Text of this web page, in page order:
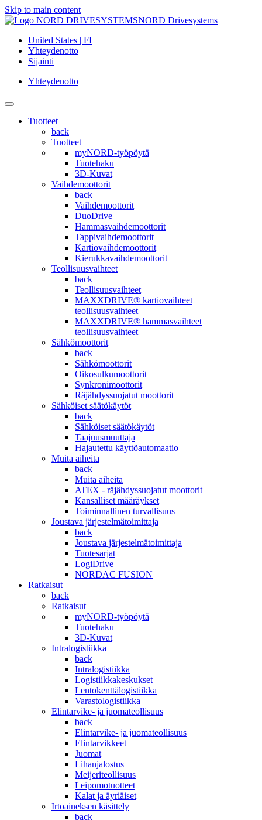
Skip to main content
NORD Drivesystems
United States | FI
Yhteydenotto
Sijainti
Yhteydenotto
Tuotteet
back
Tuotteet
myNORD-työpöytä
Tuotehaku
3D-Kuvat
Vaihdemoottorit
back
Vaihdemoottorit
DuoDrive
Hammasvaihdemoottorit
Tappivaihdemoottorit
Kartiovaihdemoottorit
Kierukkavaihdemoottorit
Teollisuusvaihteet
back
Teollisuusvaihteet
MAXXDRIVE® kartiovaihteet
teollisuusvaihteet
MAXXDRIVE® hammasvaihteet
teollisuusvaihteet
Sähkömoottorit
back
Sähkömoottorit
Oikosulkumoottorit
Synkronimoottorit
Räjähdyssuojatut moottorit
Sähköiset säätökäytöt
back
Sähköiset säätökäytöt
Taajuusmuuttaja
Hajautettu käyttöautomaatio
Muita aiheita
back
Muita aiheita
ATEX - räjähdyssuojatut moottorit
Kansalliset määräykset
Toiminnallinen turvallisuus
Joustava järjestelmätoimittaja
back
Joustava järjestelmätoimittaja
Tuotesarjat
LogiDrive
NORDAC FUSION
Ratkaisut
back
Ratkaisut
myNORD-työpöytä
Tuotehaku
3D-Kuvat
Intralogistiikka
back
Intralogistiikka
Logistiikkakeskukset
Lentokenttälogistiikka
Varastologistiikka
Elintarvike- ja juomateollisuus
back
Elintarvike- ja juomateollisuus
Elintarvikkeet
Juomat
Lihanjalostus
Meijeriteollisuus
Leipomotuotteet
Kalat ja äyriäiset
Irtoaineksen käsittely
back